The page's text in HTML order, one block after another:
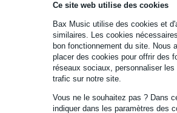
Ce site web utilise des cookies
Bax Music utilise des cookies et
similaires. Les cookies
bon fonctionnement du site. Nous
placer des cookies pour offrir des
réseaux sociaux, personnaliser
trafic sur notre site.
Vous ne le souhaitez pas ? Dans
indiquer dans les paramètres des